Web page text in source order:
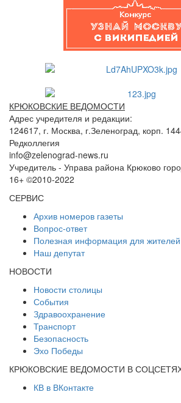
КРЮКОВСКИЕ ВЕДОМОСТИ
Адрес учредителя и редакции:
124617, г. Москва, г.Зеленоград, корп.
Редколлегия
info@zelenograd-news.ru
Учредитель - Управа района Крюково
16+ ©2010-2022
СЕРВИС
Архив номеров газеты
Вопрос-ответ
Полезная информация для жителей
Наш депутат
НОВОСТИ
Новости столицы
События
Здравоохранение
Транспорт
Безопасность
Эхо Победы
КРЮКОВСКИЕ ВЕДОМОСТИ В
КВ в ВКонтакте